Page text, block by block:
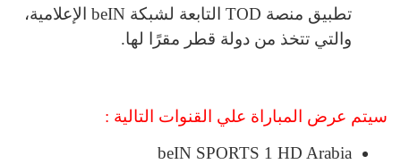
تطبيق منصة TOD التابعة لشبكة beIN الإعلامية،
والتي تتخذ من دولة قطر مقرًا لها.
سيتم عرض المباراة علي القنوات التالية :
beIN SPORTS 1 HD Arabia